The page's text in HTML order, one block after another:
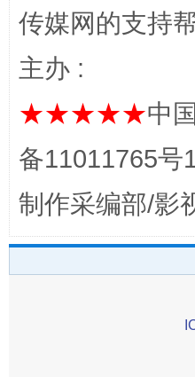
传媒网的支持
主办 :
★★★★★中
备11011765号
制作采编部/影